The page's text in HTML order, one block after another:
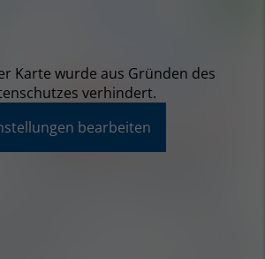
Karte wurde aus Gründen des
verhindert.
bearbeiten